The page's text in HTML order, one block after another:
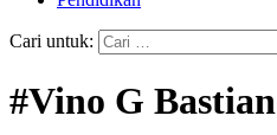
Cari untuk:
#Vino G Bastian